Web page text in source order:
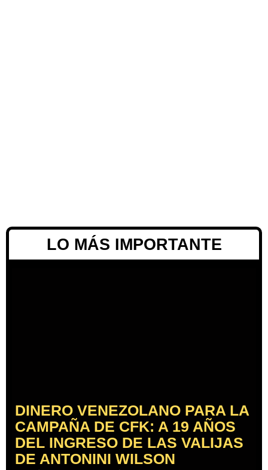
LO MÁS IMPORTANTE
DINERO VENEZOLANO PARA LA
CAMPAÑA DE CFK: A 19 AÑOS
DEL INGRESO DE LAS VALIJAS
DE ANTONINI WILSON